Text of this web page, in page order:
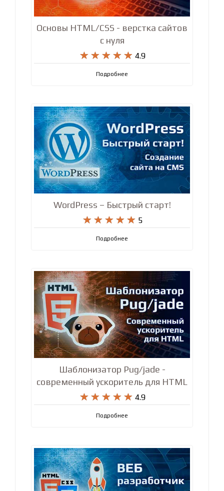
Основы HTML/CSS - верстка сайтов
с нуля
    
     4.9
Подробнее
WordPress – Быстрый старт!
    
     5
Подробнее
Шаблонизатор Pug/jade -
современный ускоритель для HTML
    
     4.9
Подробнее